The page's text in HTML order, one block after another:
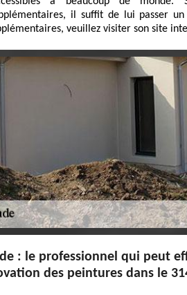
il suffit de lui passer
veuillez visiter son site
: le professionnel qui peut
des peintures dans le